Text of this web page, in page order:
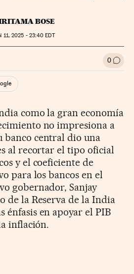
BOSE
11, 2025 - 23:40 EDT
Twitter
Redes Sociales 0 Ir a
como la gran economía
no impresiona a
banco central dio una
al recortar el tipo oficial
y el coeficiente de
para los bancos en el
gobernador, Sanjay
de la Reserva de la India
énfasis en apoyar el PIB
inflación.